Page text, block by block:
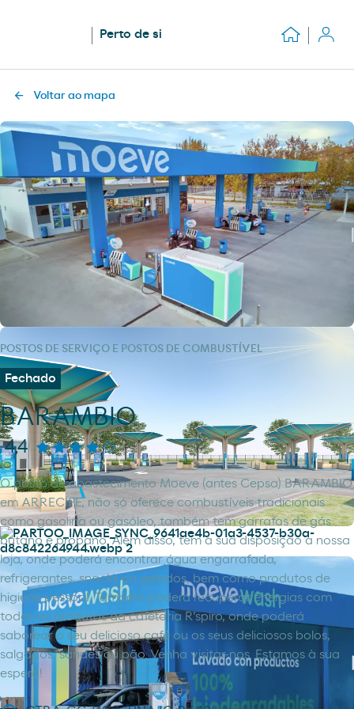
Perto de si
Voltar ao mapa
POSTOS DE SERVIÇO E POSTOS DE COMBUSTÍVEL
Fechado
BARAMBIO
4,4
O posto de abastecimento Moeve (antes Cepsa) BARAMBIO
em ARRECIFE, não só oferece combustíveis tradicionais
como gasolina ou gasóleo, também tem garrafas de gás
butano e propano. Além disso, tem à sua disposição a nossa
loja, onde poderá encontrar água engarrafada,
refrigerantes, snacks ou gelados, bem como produtos de
higiene pessoal. Também poderá recuperar energias com
todos os produtos da cafetaria R'spiro, onde poderá
saborear o seu delicioso café ou os seus deliciosos bolos,
salgados, sandes ou pão. Venha visitar-nos. Estamos à sua
espera!